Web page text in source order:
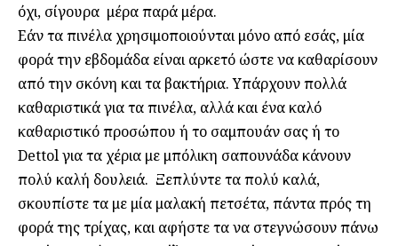
όχι, σίγουρα μέρα παρά μέρα.
Εάν τα πινέλα χρησιμοποιούνται μόνο από εσάς, μία
φορά την εβδομάδα είναι αρκετό ώστε να καθαρίσουν
από την σκόνη και τα βακτήρια. Υπάρχουν πολλά
καθαριστικά για τα πινέλα, αλλά και ένα καλό
καθαριστικό προσώπου ή το σαμπουάν σας ή το
Dettol για τα χέρια με μπόλικη σαπουνάδα κάνουν
πολύ καλή δουλειά. Ξεπλύντε τα πολύ καλά,
σκουπίστε τα με μία μαλακή πετσέτα, πάντα πρός τη
φορά της τρίχας, και αφήστε τα να στεγνώσουν πάνω